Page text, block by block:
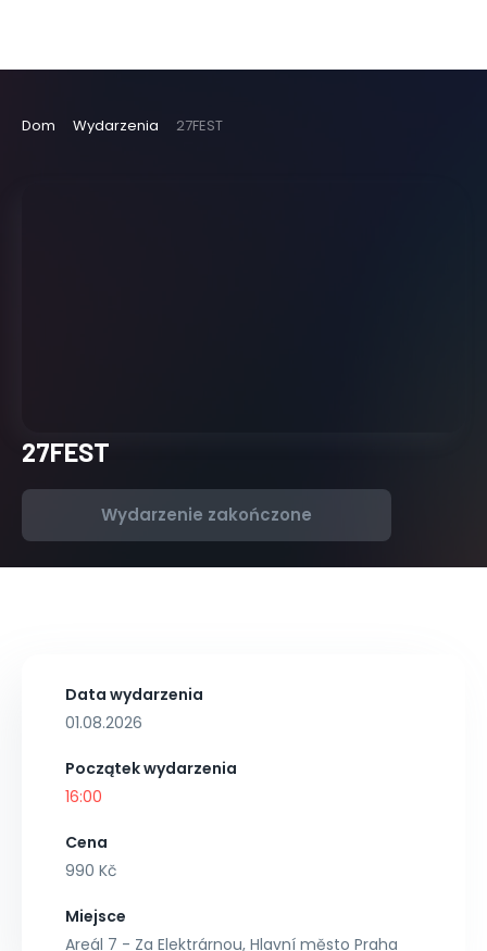
Dom Wydarzenia 27FEST
27FEST
Wydarzenie zakończone
Data wydarzenia
01.08.2026
Początek wydarzenia
16:00
Cena
990 Kč
Miejsce
Areál 7 - Za Elektrárnou, Hlavní město Praha